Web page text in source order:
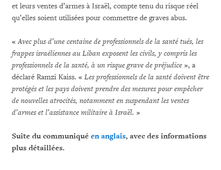
et leurs ventes d’armes à Israël, compte tenu du risque réel
qu’elles soient utilisées pour commettre de graves abus.
«Avec plus d’une centaine de professionnels de la santé tués, les
frappes israéliennes au Liban exposent les civils, y compris les
professionnels de la santé, à un risque grave de préjudice », a
déclaré Ramzi Kaiss. « Les professionnels de la santé doivent être
protégés et les pays doivent prendre des mesures pour empêcher
de nouvelles atrocités, notamment en suspendant les ventes
d’armes et l’assistance militaire à Israël. »
Suite du communiqué en anglais, avec des informations
plus détaillées.